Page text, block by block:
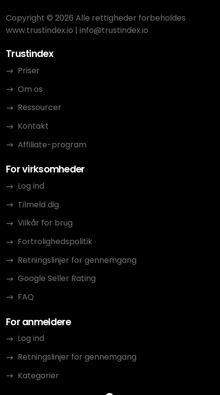
Copyright © 2026 Alle rettigheder forbeholdes
www.trustindex.io | info@trustindex.io
Trustindex
Priser
Om os
Ressourcer
Kontakt
Affiliate-program
For virksomheder
Log ind
Tilmeld dig
Vilkår for brug
Fortrolighedspolitik
Retningslinjer for gennemgang
Google Seller Rating
FAQ
For anmeldere
Log ind
Retningslinjer for gennemgang
Kategorier